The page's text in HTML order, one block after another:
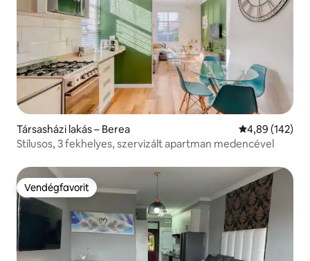
Társasházi lakás – Berea Átlagos
4,89 (142)
Stílusos, 3 fekhelyes, szervizált apartman medencével
Vendégfavorit
Vendégfavorit